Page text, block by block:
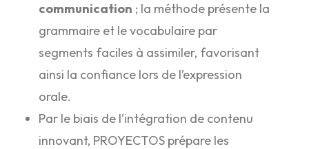
communication ; la méthode présente la
grammaire et le vocabulaire par
segments faciles à assimiler, favorisant
ainsi la confiance lors de l’expression
orale.
Par le biais de l’intégration de contenu
innovant, PROYECTOS prépare les